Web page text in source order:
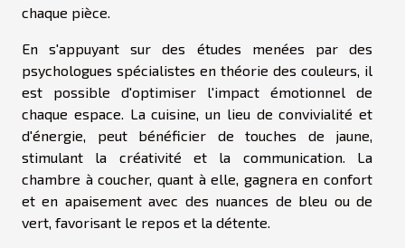
chaque pièce.
En s'appuyant sur des études menées par des
psychologues spécialistes en théorie des couleurs, il
est possible d'optimiser l'impact émotionnel de
chaque espace. La cuisine, un lieu de convivialité et
d'énergie, peut bénéficier de touches de jaune,
stimulant la créativité et la communication. La
chambre à coucher, quant à elle, gagnera en confort
et en apaisement avec des nuances de bleu ou de
vert, favorisant le repos et la détente.